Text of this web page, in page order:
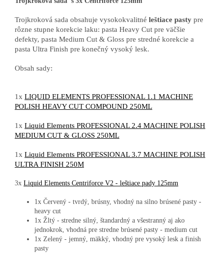
Trojkroková sada obsahuje vysokokvalitné leštiace pasty pre
rôzne stupne korekcie laku: pasta Heavy Cut pre väčšie
defekty, pasta Medium Cut & Gloss pre stredné korekcie a
pasta Ultra Finish pre konečný vysoký lesk.
Obsah sady:
1x LIQUID ELEMENTS PROFESSIONAL 1.1 MACHINE
POLISH HEAVY CUT COMPOUND 250ML
1x Liquid Elements PROFESSIONAL 2.4 MACHINE POLISH
MEDIUM CUT & GLOSS 250ML
1x Liquid Elements PROFESSIONAL 3.7 MACHINE POLISH
ULTRA FINISH 250M
3x Liquid Elements Centriforce V2 - leštiace pady 125mm
1x Červený - tvrdý, brúsny, vhodný na silno brúsené pasty -
heavy cut
1x Žltý - stredne silný, štandardný a všestranný aj ako
jednokrok, vhodná pre stredne brúsené pasty - medium cut
1x Zelený - jemný, mäkký, vhodný pre vysoký lesk a finish
pasty